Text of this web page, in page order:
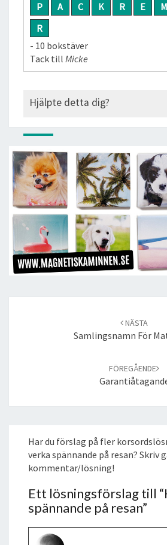
P A C K R E M
R
- 10 bokstäver
Tack till Micke
Hjälpte detta dig?
NÄSTA
Samlingsnamn För
FÖREGÅENDE
Har du förslag på fler
verka spännande på resan? Skriv
kommentar/lösning!
Ett lösningsförslag till “
spännande på resan”